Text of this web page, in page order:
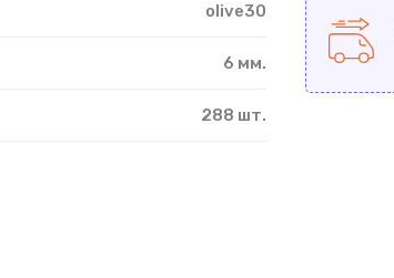
olive30
6 мм.
288 шт.